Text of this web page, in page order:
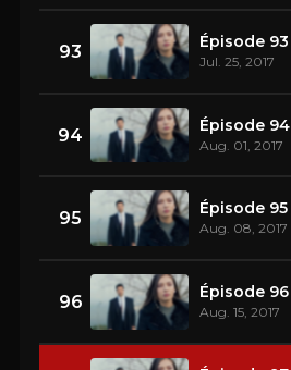
93 Épisode 93
Jul. 25, 2017
94 Épisode 94
Aug. 01, 2017
95 Épisode 95
Aug. 08, 2017
96 Épisode 96
Aug. 15, 2017